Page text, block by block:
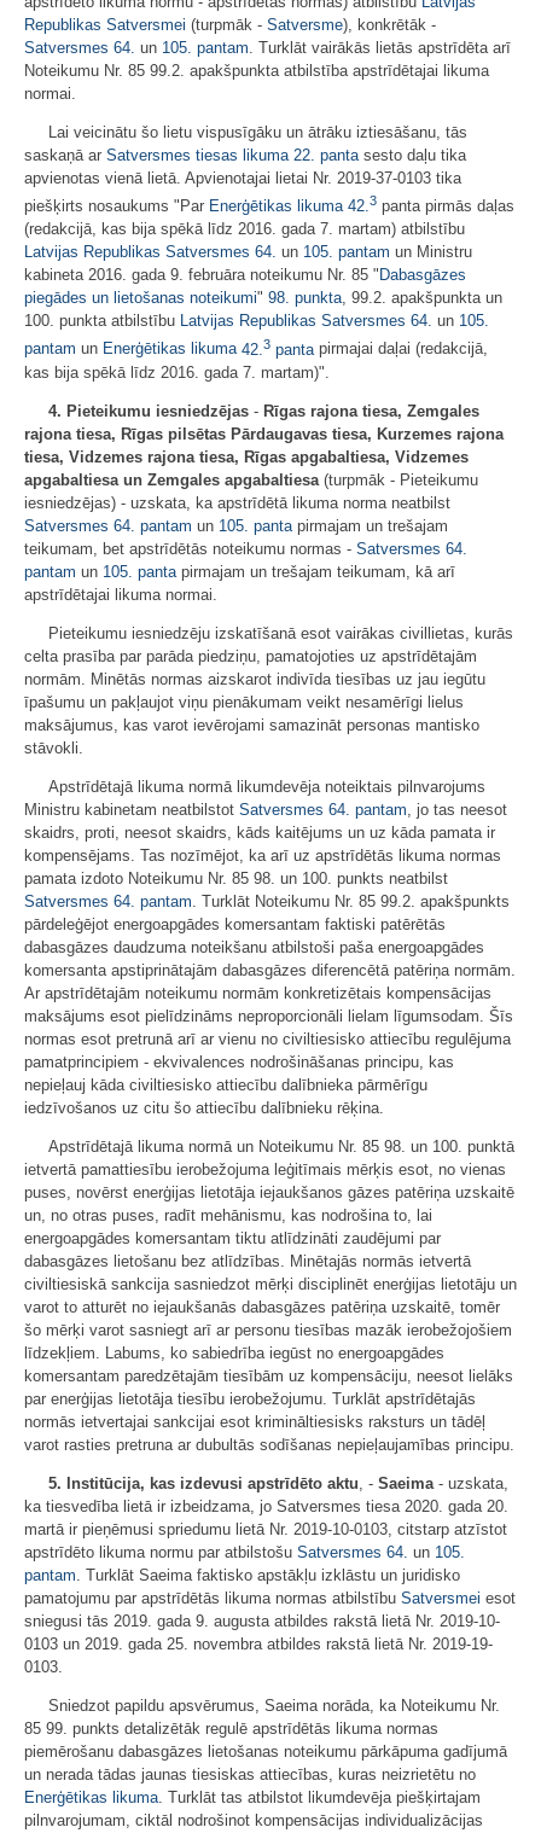
Republikas Satversmei (turpmāk - Satversme), konkrētāk -
Satversmes 64. un 105. pantam . Turklāt vairākās lietās apstrīdēta arī
Noteikumu Nr. 85 99.2. apakšpunkta atbilstība apstrīdētajai likuma
normai.
Lai veicinātu šo lietu vispusīgāku un ātrāku iztiesāšanu, tās
saskaņā ar Satversmes tiesas likuma 22. panta sesto daļu tika
apvienotas vienā lietā. Apvienotajai lietai Nr. 2019-37-0103 tika
piešķirts nosaukums "Par Enerģētikas likuma 42.3 panta pirmās daļas
(redakcijā, kas bija spēkā līdz 2016. gada 7. martam) atbilstību
Latvijas Republikas Satversmes 64. un 105. pantam un Ministru
kabineta 2016. gada 9. februāra noteikumu Nr. 85 " Dabasgāzes
piegādes un lietošanas noteikumi" 98. punkta, 99.2. apakšpunkta un
100. punkta atbilstību Latvijas Republikas Satversmes 64. un 105.
pantam un Enerģētikas likuma 42. 3 panta pirmajai daļai (redakcijā,
kas bija spēkā līdz 2016. gada 7. martam)".
4. Pieteikumu iesniedzējas - Rīgas rajona tiesa, Zemgales
rajona tiesa, Rīgas pilsētas Pārdaugavas tiesa, Kurzemes rajona
tiesa, Vidzemes rajona tiesa, Rīgas apgabaltiesa, Vidzemes
apgabaltiesa un Zemgales apgabaltiesa (turpmāk - Pieteikumu
iesniedzējas) - uzskata, ka apstrīdētā likuma norma neatbilst
Satversmes 64. pantam un 105. panta pirmajam un trešajam
teikumam, bet apstrīdētās noteikumu normas - Satversmes 64.
pantam un 105. panta pirmajam un trešajam teikumam, kā arī
apstrīdētajai likuma normai.
Pieteikumu iesniedzēju izskatīšanā esot vairākas civillietas, kurās
celta prasība par parāda piedziņu, pamatojoties uz apstrīdētajām
normām. Minētās normas aizskarot indivīda tiesības uz jau iegūtu
īpašumu un pakļaujot viņu pienākumam veikt nesamērīgi lielus
maksājumus, kas varot ievērojami samazināt personas mantisko
stāvokli.
Apstrīdētajā likuma normā likumdevēja noteiktais pilnvarojums
Ministru kabinetam neatbilstot Satversmes 64. pantam , jo tas neesot
skaidrs, proti, neesot skaidrs, kāds kaitējums un uz kāda pamata ir
kompensējams. Tas nozīmējot, ka arī uz apstrīdētās likuma normas
pamata izdoto Noteikumu Nr. 85 98. un 100. punkts neatbilst
Satversmes 64. pantam . Turklāt Noteikumu Nr. 85 99.2. apakšpunkts
pārdeleģējot energoapgādes komersantam faktiski patērētās
dabasgāzes daudzuma noteikšanu atbilstoši paša energoapgādes
komersanta apstiprinātajām dabasgāzes diferencētā patēriņa normām.
Ar apstrīdētajām noteikumu normām konkretizētais kompensācijas
maksājums esot pielīdzināms neproporcionāli lielam līgumsodam. Šīs
normas esot pretrunā arī ar vienu no civiltiesisko attiecību regulējuma
pamatprincipiem - ekvivalences nodrošināšanas principu, kas
nepieļauj kāda civiltiesisko attiecību dalībnieka pārmērīgu
iedzīvošanos uz citu šo attiecību dalībnieku rēķina.
Apstrīdētajā likuma normā un Noteikumu Nr. 85 98. un 100. punktā
ietvertā pamattiesību ierobežojuma leģitīmais mērķis esot, no vienas
puses, novērst enerģijas lietotāja iejaukšanos gāzes patēriņa uzskaitē
un, no otras puses, radīt mehānismu, kas nodrošina to, lai
energoapgādes komersantam tiktu atlīdzināti zaudējumi par
dabasgāzes lietošanu bez atlīdzības. Minētajās normās ietvertā
civiltiesiskā sankcija sasniedzot mērķi disciplinēt enerģijas lietotāju un
varot to atturēt no iejaukšanās dabasgāzes patēriņa uzskaitē, tomēr
šo mērķi varot sasniegt arī ar personu tiesības mazāk ierobežojošiem
līdzekļiem. Labums, ko sabiedrība iegūst no energoapgādes
komersantam paredzētajām tiesībām uz kompensāciju, neesot lielāks
par enerģijas lietotāja tiesību ierobežojumu. Turklāt apstrīdētajās
normās ietvertajai sankcijai esot krimināltiesisks raksturs un tādēļ
varot rasties pretruna ar dubultās sodīšanas nepieļaujamības principu.
5. Institūcija, kas izdevusi apstrīdēto aktu , - Saeima - uzskata,
ka tiesvedība lietā ir izbeidzama, jo Satversmes tiesa 2020. gada 20.
martā ir pieņēmusi spriedumu lietā Nr. 2019-10-0103, citstarp atzīstot
apstrīdēto likuma normu par atbilstošu Satversmes 64. un 105.
pantam . Turklāt Saeima faktisko apstākļu izklāstu un juridisko
pamatojumu par apstrīdētās likuma normas atbilstību Satversmei esot
sniegusi tās 2019. gada 9. augusta atbildes rakstā lietā Nr. 2019-10-
0103 un 2019. gada 25. novembra atbildes rakstā lietā Nr. 2019-19-
0103.
Sniedzot papildu apsvērumus, Saeima norāda, ka Noteikumu Nr.
85 99. punkts detalizētāk regulē apstrīdētās likuma normas
piemērošanu dabasgāzes lietošanas noteikumu pārkāpuma gadījumā
un nerada tādas jaunas tiesiskas attiecības, kuras neizrietētu no
Enerģētikas likuma . Turklāt tas atbilstot likumdevēja piešķirtajam
pilnvarojumam, ciktāl nodrošinot kompensācijas individualizācijas